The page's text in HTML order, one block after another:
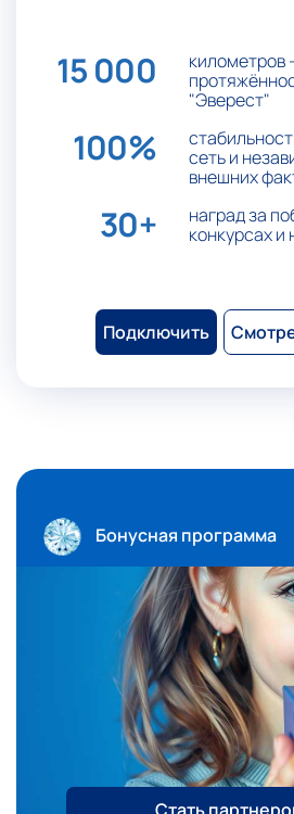
15 000
километров
"Эверест"
100%
сеть и
внешних
30+
наград за
конкурсах
Подключить
Бонусная программа